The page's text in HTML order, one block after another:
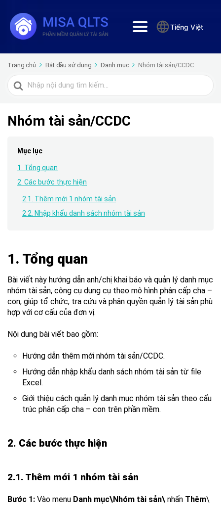
Tiếng Việt
Trang chủ Bắt đầu sử dụng Danh mục Nhóm tài sản/CCDC
Tìm
kiếm
Nhóm tài sản/CCDC
Mục lục
1. Tổng quan
2. Các bước thực hiện
2.1. Thêm mới 1 nhóm tài sản
2.2. Nhập khẩu danh sách nhóm tài sản
1. Tổng quan
Bài viết này hướng dẫn anh/chị khai báo và quản lý danh mục
nhóm tài sản, công cụ dụng cụ theo mô hình phân cấp cha –
con, giúp tổ chức, tra cứu và phân quyền quản lý tài sản phù
hợp với cơ cấu của đơn vị.
Nội dung bài viết bao gồm:
Hướng dẫn thêm mới nhóm tài sản/CCDC.
Hướng dẫn nhập khẩu danh sách nhóm tài sản từ file
Excel.
Giới thiệu cách quản lý danh mục nhóm tài sản theo cấu
trúc phân cấp cha – con trên phần mềm.
2. Các bước thực hiện
2.1. Thêm mới 1 nhóm tài sản
Bước 1: Vào menu Danh mục\Nhóm tài sản\ nhấn Thêm\